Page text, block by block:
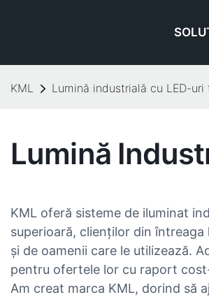
KML Lumină industrială cu LED-
Lumină
KML oferă sisteme de iluminat
superioară, clienților din
și de oamenii care le utilizează.
pentru ofertele lor cu raport
Am creat marca KML, dorind să